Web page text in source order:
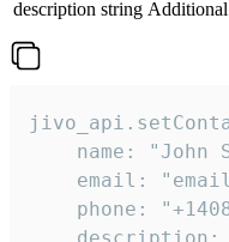
description string
name: "John
email:
phone: